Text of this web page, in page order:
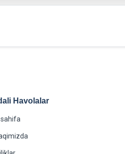
Havolalar
sahifa